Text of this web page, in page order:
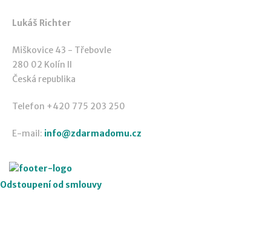
Lukáš Richter
Miškovice 43 - Třebovle
280 02 Kolín II
Česká republika
Telefon +420 775 203 250
E-mail: info@zdarmadomu.cz
Odstoupení od smlouvy